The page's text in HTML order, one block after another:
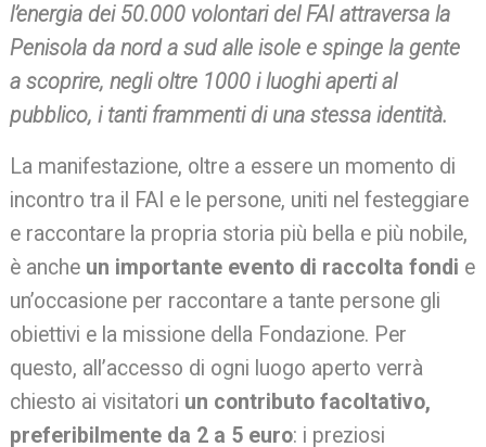
l’energia dei 50.000 volontari del FAI attraversa la
Penisola da nord a sud alle isole e spinge la gente
a scoprire, negli oltre 1000 i luoghi aperti al
pubblico, i tanti frammenti di una stessa identità.
La manifestazione, oltre a essere un momento di
incontro tra il FAI e le persone, uniti nel festeggiare
e raccontare la propria storia più bella e più nobile,
è anche un importante evento di raccolta fondi e
un’occasione per raccontare a tante persone gli
obiettivi e la missione della Fondazione. Per
questo, all’accesso di ogni luogo aperto verrà
chiesto ai visitatori un contributo facoltativo,
preferibilmente da 2 a 5 euro: i preziosi